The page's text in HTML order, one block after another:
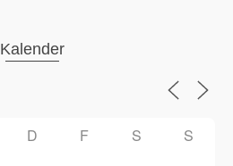
Kalender
D F S S